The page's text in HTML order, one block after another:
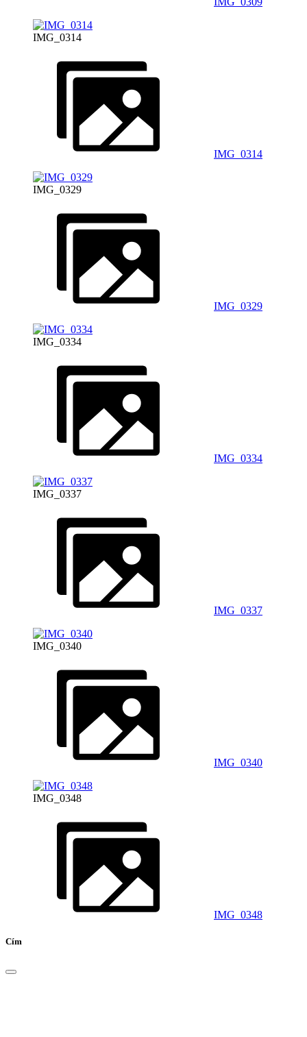
IMG_0314
IMG_0314
IMG_0329
IMG_0329
IMG_0334
IMG_0334
IMG_0337
IMG_0337
IMG_0340
IMG_0340
IMG_0348
IMG_0348
Cím